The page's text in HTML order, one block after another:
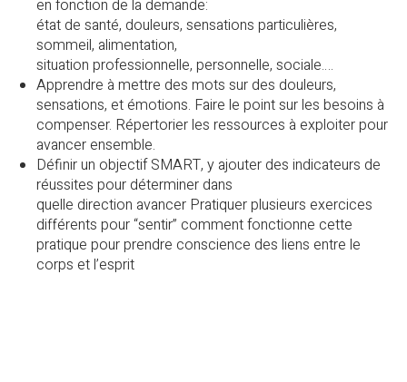
en fonction de la demande:
état de santé, douleurs, sensations particulières,
sommeil, alimentation,
situation professionnelle, personnelle, sociale….
Apprendre à mettre des mots sur des douleurs,
sensations, et émotions. Faire le point sur les besoins à
compenser. Répertorier les ressources à exploiter pour
avancer ensemble.
Définir un objectif SMART, y ajouter des indicateurs de
réussites pour déterminer dans
quelle direction avancer Pratiquer plusieurs exercices
différents pour “sentir” comment fonctionne cette
pratique pour prendre conscience des liens entre le
corps et l’esprit